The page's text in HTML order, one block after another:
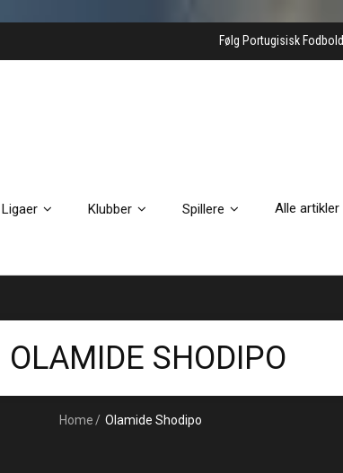
Følg Portugisisk Fodbold
Ligaer Klubber Spillere Alle artikler
OLAMIDE SHODIPO
Home / Olamide Shodipo